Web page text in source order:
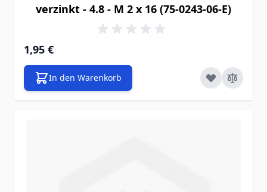
verzinkt - 4.8 - M 2 x 16 (75-0243-06-E)
1,95 €
In den Warenkorb